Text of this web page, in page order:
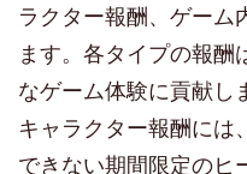
ラクター報酬、ゲーム
ます。各タイプの報酬
なゲーム体験に貢献し
キャラクター報酬には
できない期間限定のヒ